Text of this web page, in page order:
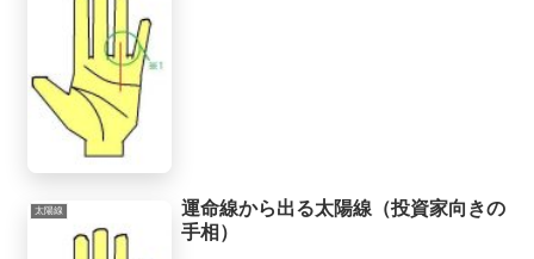
太陽線
運命線から出る太陽線（投資家向きの
手相）